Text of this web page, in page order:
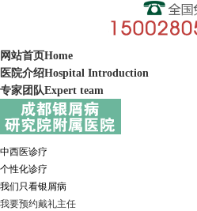
网站首页Home
医院介绍Hospital Introduction
专家团队Expert team
中西医诊疗
个性化诊疗
我们只看银屑病
我要预约戴礼主任